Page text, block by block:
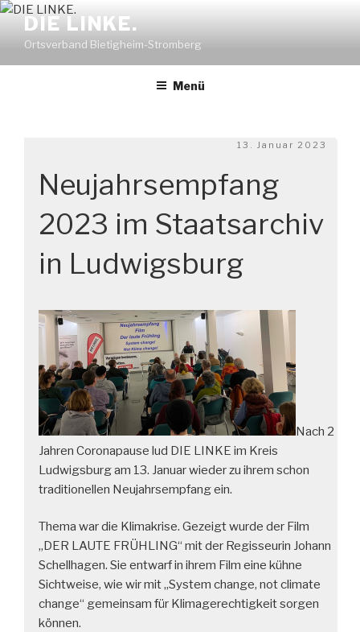
Zum
Inhalt
springen
DIE LINKE.
Ortsverband Bietigheim-Stromberg
Menü
Veröffentlicht
13. Januar 2023
Neujahrsempfang
2023 im Staatsarchiv
in Ludwigsburg
Nach 2
Jahren Coronapause lud DIE LINKE im Kreis
Ludwigsburg am 13. Januar wieder zu ihrem schon
traditionellen Neujahrsempfang ein.
Thema war die Klimakrise. Gezeigt wurde der Film
„DER LAUTE FRÜHLING“ mit der Regisseurin Johann
Schellhagen. Sie entwarf in ihrem Film eine kühne
Sichtweise, wie wir mit „System change, not climate
change“ gemeinsam für Klimagerechtigkeit sorgen
können.